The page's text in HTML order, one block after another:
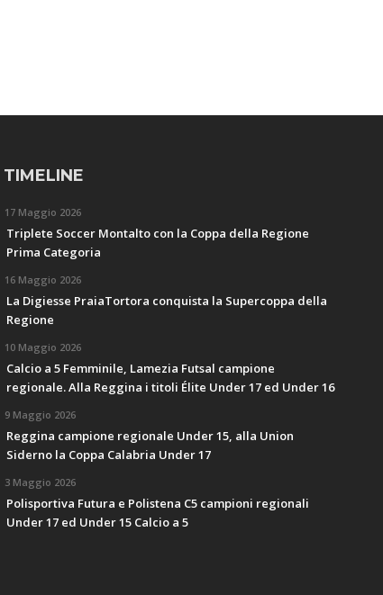
TIMELINE
17 Maggio 2026
Triplete Soccer Montalto con la Coppa della Regione
Prima Categoria
16 Maggio 2026
La Digiesse PraiaTortora conquista la Supercoppa della
Regione
10 Maggio 2026
Calcio a 5 Femminile, Lamezia Futsal campione
regionale. Alla Reggina i titoli Élite Under 17 ed Under 16
9 Maggio 2026
Reggina campione regionale Under 15, alla Union
Siderno la Coppa Calabria Under 17
3 Maggio 2026
Polisportiva Futura e Polistena C5 campioni regionali
Under 17 ed Under 15 Calcio a 5